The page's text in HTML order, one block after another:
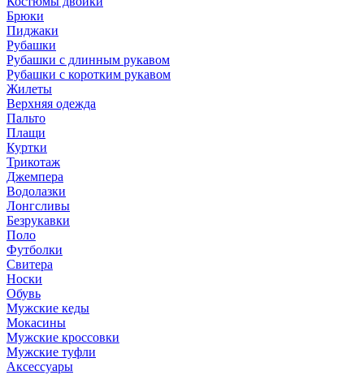
Брюки
Пиджаки
Рубашки
Рубашки с длинным рукавом
Рубашки с коротким рукавом
Жилеты
Верхняя одежда
Пальто
Плащи
Куртки
Трикотаж
Джемпера
Водолазки
Лонгсливы
Безрукавки
Поло
Футболки
Свитера
Носки
Обувь
Мужские кеды
Мокасины
Мужские кроссовки
Мужские туфли
Аксессуары